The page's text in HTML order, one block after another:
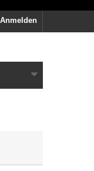
Anmelden